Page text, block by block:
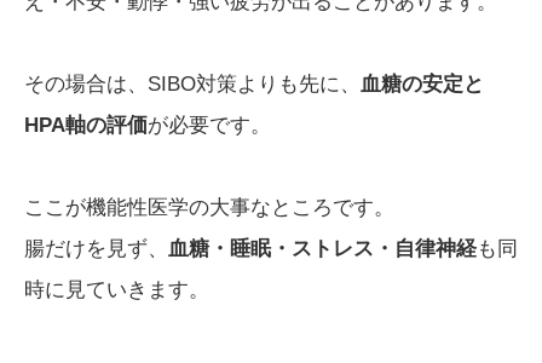
その場合は、SIBO対策よりも先に、 血糖の安定と
HPA軸の評価が必要です。
ここが機能性医学の大事なところです。
腸だけを見ず、 血糖・睡眠・ストレス・自律神経も同
時に見ていきます。